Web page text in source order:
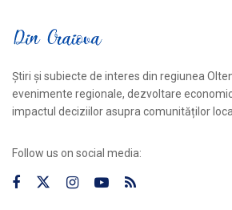
Știri și subiecte de interes din regiunea
evenimente regionale, dezvoltare
impactul deciziilor asupra comunităților
Follow us on social media: